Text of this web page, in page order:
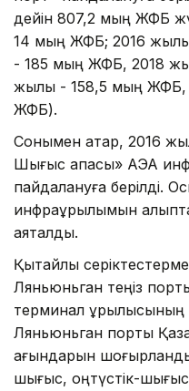
дейін 807,2 мың ЖФБ
14 мың ЖФБ; 2016
- 185 мың ЖФБ, 2018
жылы - 158,5 мың ЖФБ,
ЖФБ).
Сонымен қатар, 2016
Шығыс қақпасы» АЭА
пайдалануға берілді.
инфрақұрылымын
аяқталды.
Қытайлық
Ляньюньган теңіз
терминал
Ляньюньган порты
ағындарын
шығыс, оңтүстік-шығыс